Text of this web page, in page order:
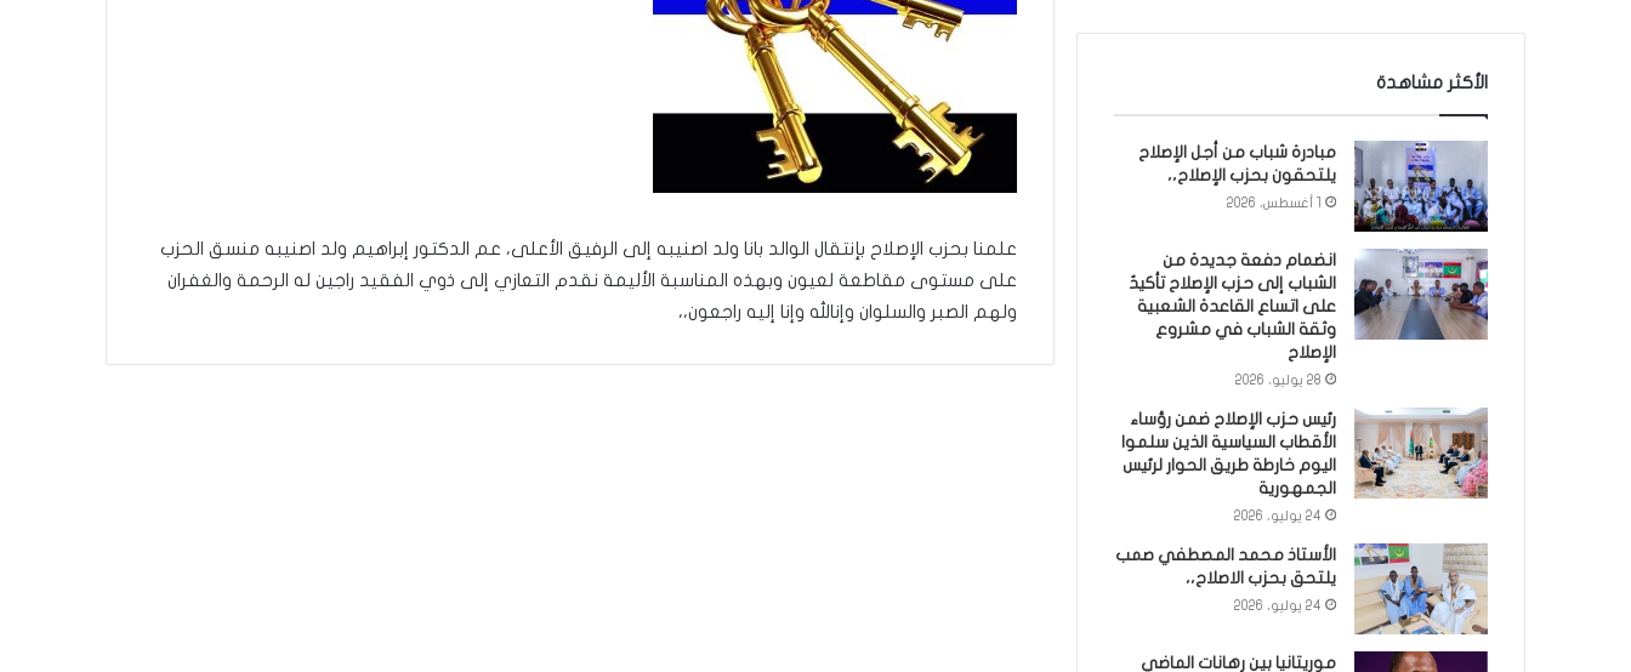
علمنا بحزب الإصلاح بإنتقال الوالد بانا ولد اصنيبه إلى الرفيق الأعلى، عم الدكتور إبراهيم ولد اصنيبه منسق الحزب
على مستوى مقاطعة لعيون وبهذه المناسبة الأليمة نقدم التعازي إلى ذوي الفقيد راجين له الرحمة والغفران
ولهم الصبر والسلوان وإنالله وإنا إليه راجعون،،
الأكثر مشاهدة
مبادرة شباب من أجل الإصلاح
يلتحقون بحزب الإصلاح،،
انضمام دفعة جديدة من
الشباب إلى حزب الإصلاح تأكيدٌ
على اتساع القاعدة الشعبية
وثقة الشباب في مشروع
الإصلاح
28 يوليو، 2026
رئيس حزب الإصلاح ضمن رؤساء
الأقطاب السياسية الذين سلموا
اليوم خارطة طريق الحوار لرئيس
الجمهورية
24 يوليو، 2026
الأستاذ محمد المصطفي صمب
يلتحق بحزب الاصلاح،،
24 يوليو، 2026
موريتانيا بين رهانات الماضي